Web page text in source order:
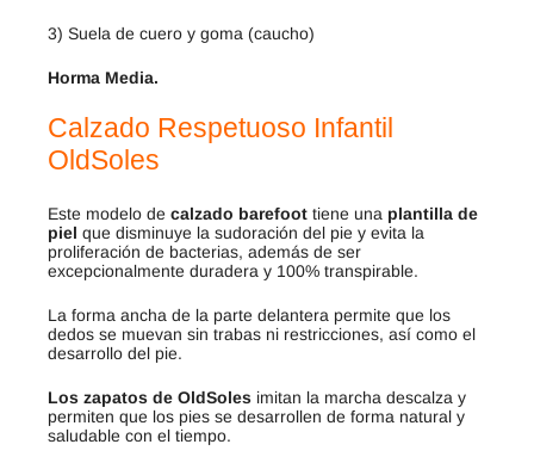
3) Suela de cuero y goma (caucho)
Horma Media.
Calzado Respetuoso Infantil
OldSoles
Este modelo de calzado barefoot tiene una plantilla de
piel que disminuye la sudoración del pie y evita la
proliferación de bacterias, además de ser
excepcionalmente duradera y 100% transpirable.
La forma ancha de la parte delantera permite que los
dedos se muevan sin trabas ni restricciones, así como el
desarrollo del pie.
Los zapatos de OldSoles imitan la marcha descalza y
permiten que los pies se desarrollen de forma natural y
saludable con el tiempo.